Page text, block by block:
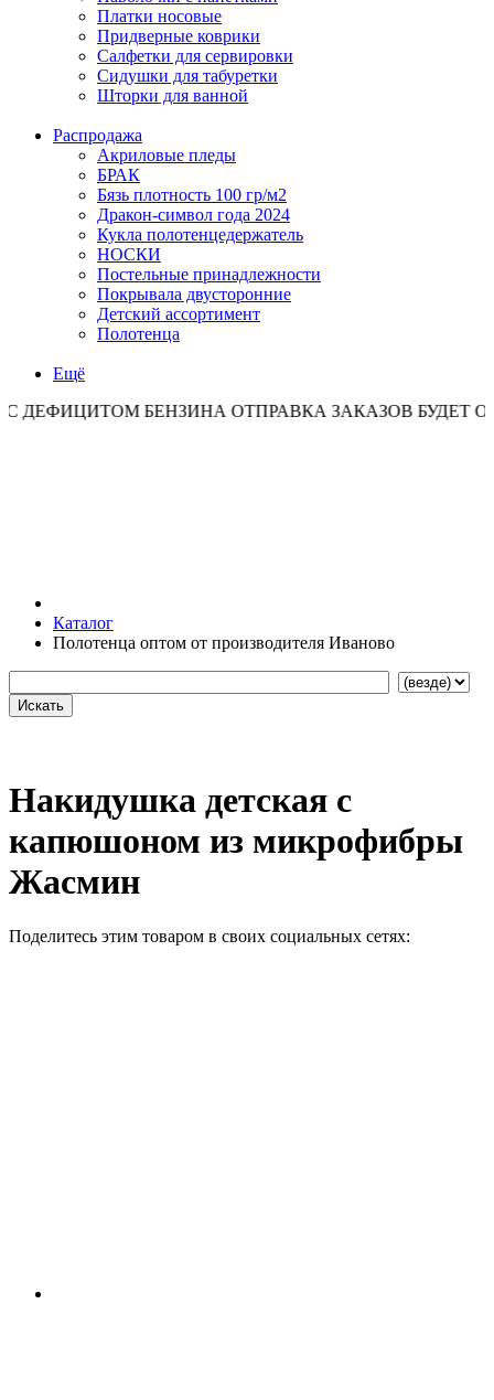
Платки носовые
Придверные коврики
Салфетки для сервировки
Сидушки для табуретки
Шторки для ванной
Распродажа
Акриловые пледы
БРАК
Бязь плотность 100 гр/м2
Дракон-символ года 2024
Кукла полотенцедержатель
НОСКИ
Постельные принадлежности
Покрывала двусторонние
Детский ассортимент
Полотенца
Ещё
БЕНЗИНА ОТПРАВКА ЗАКАЗОВ БУДЕТ
Каталог
Полотенца оптом от производителя Иваново
Накидушка детская с
капюшоном из микрофибры
Жасмин
Поделитесь этим товаром в своих социальных сетях: